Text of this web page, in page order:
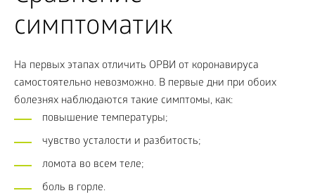
симптоматик
На первых этапах отличить ОРВИ от коронавируса
самостоятельно невозможно. В первые дни при обоих
болезнях наблюдаются такие симптомы, как:
повышение температуры;
чувство усталости и разбитость;
ломота во всем теле;
боль в горле.